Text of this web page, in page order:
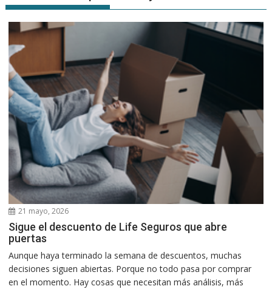
21 mayo, 2026
Sigue el descuento de Life Seguros que abre
puertas
Aunque haya terminado la semana de descuentos, muchas
decisiones siguen abiertas. Porque no todo pasa por comprar
en el momento. Hay cosas que necesitan más análisis, más